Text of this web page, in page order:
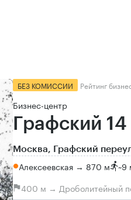
БЕЗ КОМИССИИ Рейтинг
Бизнес-центр
Графский 14
Москва, Графский
Алексеевская → 870 м ~9
400 м → Дроболитейный